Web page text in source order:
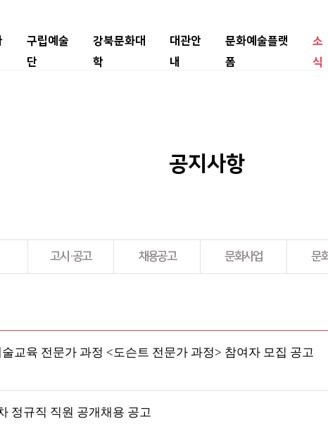
구립예술
단
강북문화대
학
대관안
내
문화예술플랫
폼
소
식
공지사항
고시·공고 채용공고 문화사업 문
교육 전문가 과정 <도슨트 전문가 과정> 참여자 모집 공고
정규직 직원 공개채용 공고